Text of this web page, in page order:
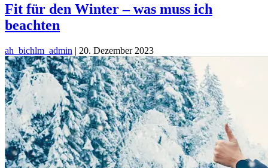
Fit für den Winter – was muss ich
beachten
ah_bichlm_admin | 20. Dezember 2023